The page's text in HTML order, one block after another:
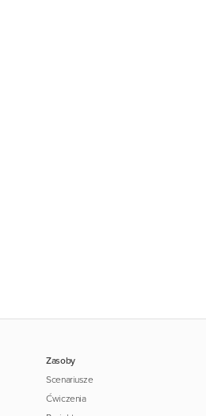
Zasoby
Scenariusze
Ćwiczenia